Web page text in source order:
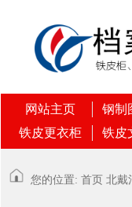
网站主页 钢制
铁皮更衣柜
铁皮
您的位置: 首页 北戴